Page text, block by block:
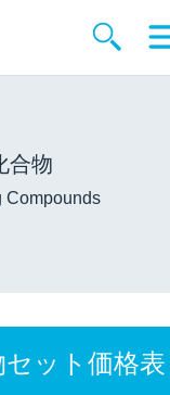
合物
Compounds
ット価格表